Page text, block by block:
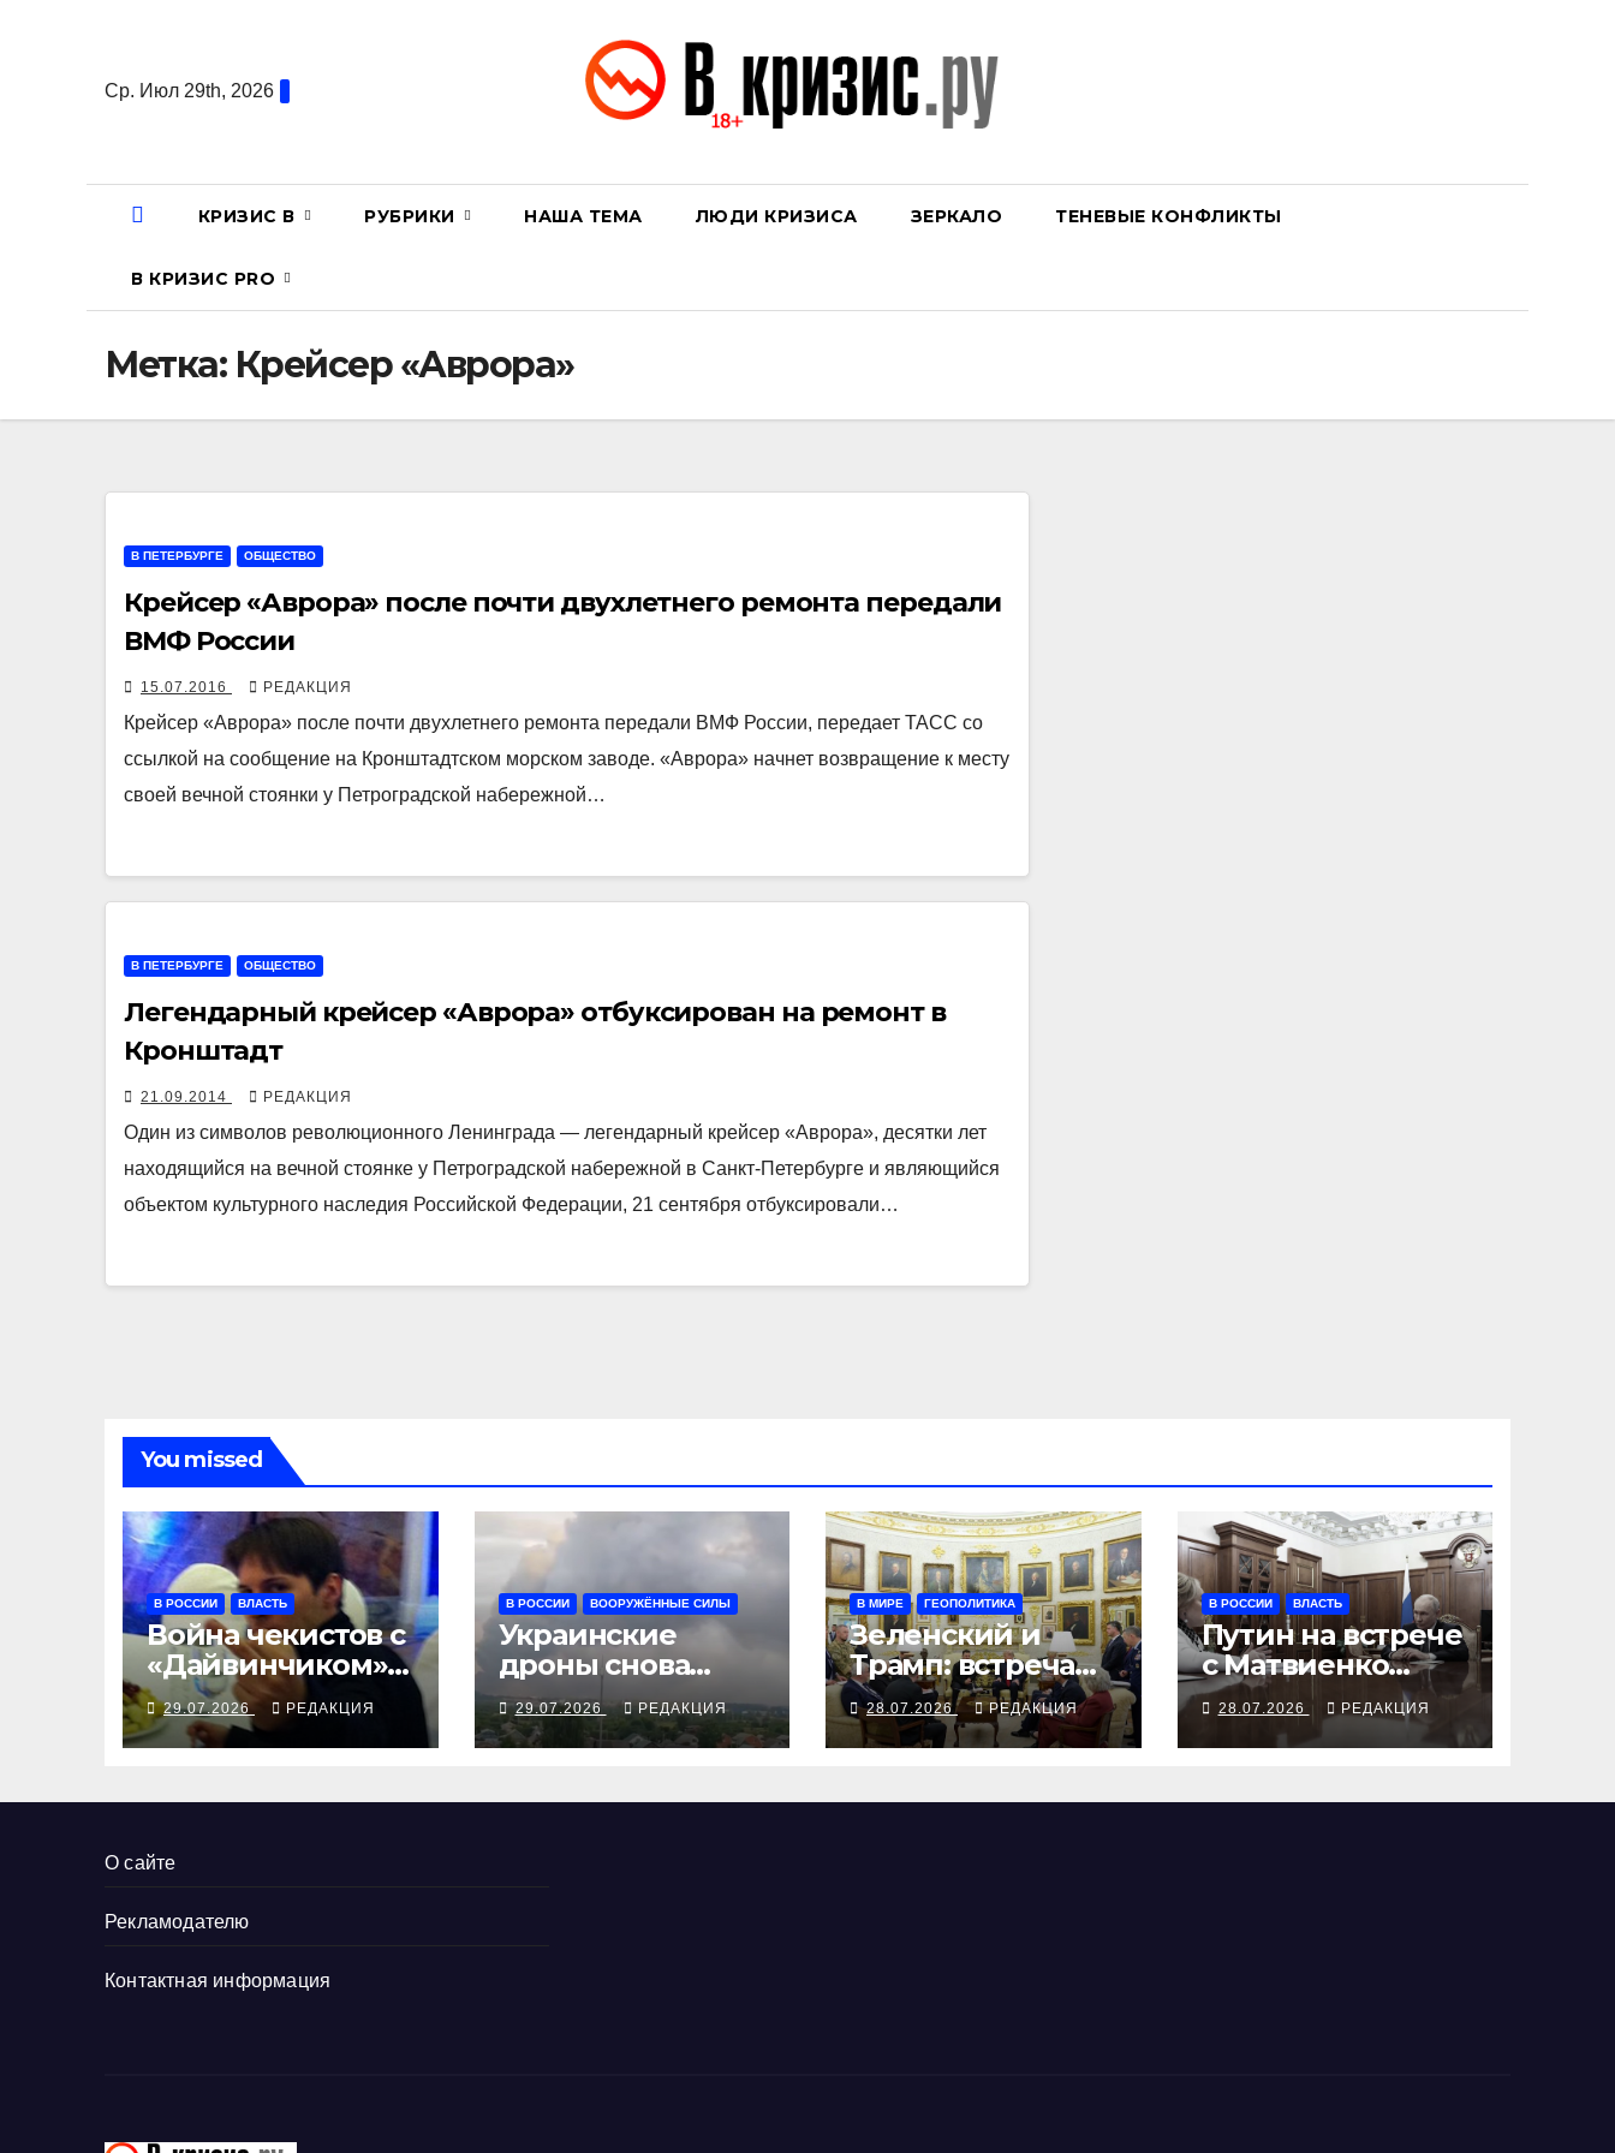
содержаниюСр. Июл 29th, 2026
КРИЗИС В РУБРИКИ НАША ТЕМА ЛЮДИ КРИЗИСА ЗЕРКАЛО ТЕНЕВЫЕ КОНФЛИКТЫ
В КРИЗИС PRO
Метка: Крейсер «Аврора»
В ПЕТЕРБУРГЕ ОБЩЕСТВО
Крейсер «Аврора» после почти двухлетнего ремонта передали
ВМФ России
15.07.2016 РЕДАКЦИЯ
Крейсер «Аврора» после почти двухлетнего ремонта передали ВМФ России, передает ТАСС со
ссылкой на сообщение на Кронштадтском морском заводе. «Аврора» начнет возвращение к месту
своей вечной стоянки у Петроградской набережной…
В ПЕТЕРБУРГЕ ОБЩЕСТВО
Легендарный крейсер «Аврора» отбуксирован на ремонт в
Кронштадт
21.09.2014 РЕДАКЦИЯ
Один из символов революционного Ленинграда — легендарный крейсер «Аврора», десятки лет
находящийся на вечной стоянке у Петроградской набережной в Санкт-Петербурге и являющийся
объектом культурного наследия Российской Федерации, 21 сентября отбуксировали…
You missed
В РОССИИ ВЛАСТЬ
Война чекистов с
«Дайвинчиком»
ломает Z-
логистику
29.07.2026 РЕДАКЦИЯ
В РОССИИ ВООРУЖЁННЫЕ СИЛЫ
Украинские
дроны снова
ударили по
российской
логистике и
29.07.2026 РЕДАКЦИЯ
В МИРЕ ГЕОПОЛИТИКА
Зеленский и
Трамп: встреча
без камер
28.07.2026 РЕДАКЦИЯ
В РОССИИ ВЛАСТЬ
Путин на встрече
с Матвиенко
сигналит о
предстоящем по
осени
28.07.2026 РЕДАКЦИЯ
О сайте
Рекламодателю
Контактная информация